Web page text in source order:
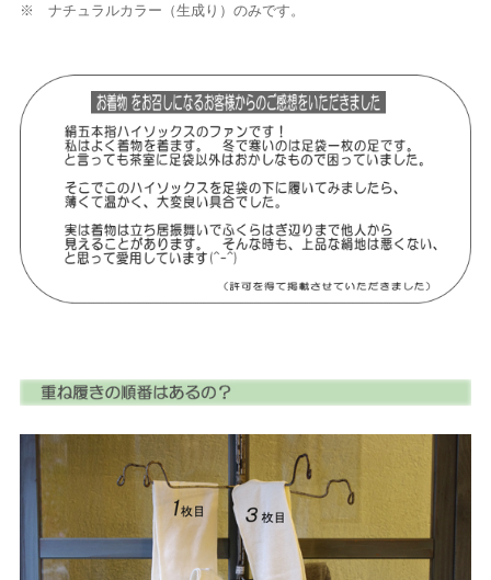
※ ナチュラルカラー（生成り）のみです。